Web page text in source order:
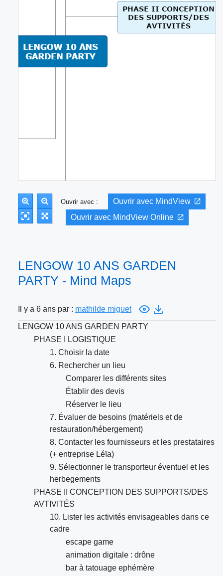
Ouvrir avec :
Ouvrir avec MindView
Ouvrir avec MindView Online
LENGOW 10 ANS GARDEN
PARTY - Mind Maps
Il y a 6 ans par : mathilde miguet
LENGOW 10 ANS GARDEN PARTY
PHASE I LOGISTIQUE
1. Choisir la date
6. Rechercher un lieu
Comparer les différents sites
Établir des devis
Réserver le lieu
7. Évaluer de besoins (matériels et de
restauration/hébergement)
8. Contacter les fournisseurs et les prestataires
(+ entreprise Léïa)
9. Sélectionner le transporteur éventuel et les
herbegements
PHASE II CONCEPTION DES SUPPORTS/DES
AVTIVITÉS
10. Lister les activités envisageables dans ce
cadre
escape game
animation digitale : drône
bar à tatouage ephémère